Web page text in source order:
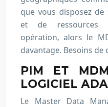
que vous disposez
et de ressources
opération, alors le
davantage. Besoins de
PIM ET
LOGICIEL
Le Master Data